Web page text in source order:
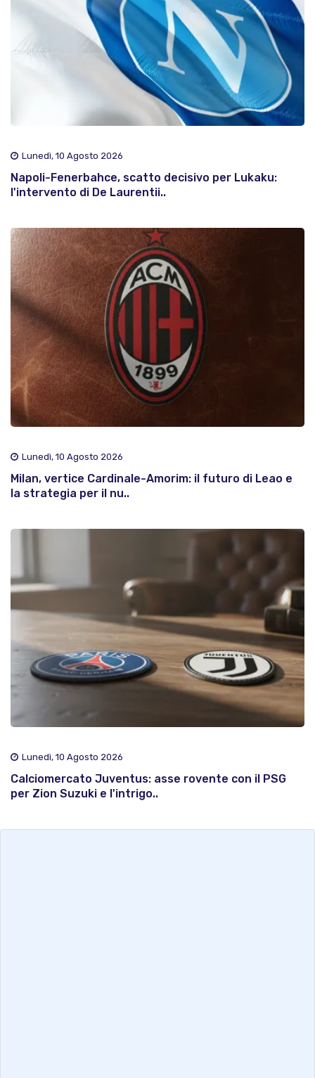
Lunedì, 10 Agosto 2026
Napoli-Fenerbahce, scatto decisivo per Lukaku:
l'intervento di De Laurentii..
Lunedì, 10 Agosto 2026
Milan, vertice Cardinale-Amorim: il futuro di Leao e
la strategia per il nu..
Lunedì, 10 Agosto 2026
Calciomercato Juventus: asse rovente con il PSG
per Zion Suzuki e l'intrigo..